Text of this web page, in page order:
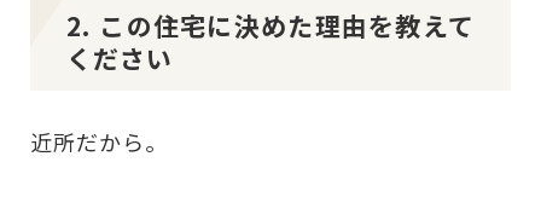
2. この住宅に決めた理由を教えて
ください
近所だから。